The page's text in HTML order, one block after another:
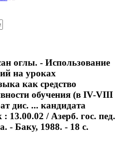
оглы. - Использование
на уроках
как средство
обучения (в IV-VIII
дис. ... кандидата
: 13.00.02 / Азерб. гос. пед.
- Баку, 1988. - 18 с.